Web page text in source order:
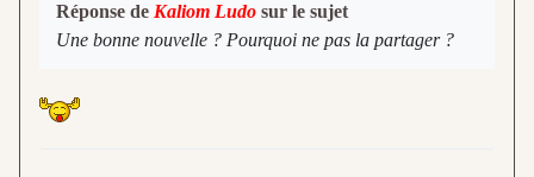
Réponse de Kaliom Ludo sur le sujet
Une bonne nouvelle ? Pourquoi ne pas la partager ?